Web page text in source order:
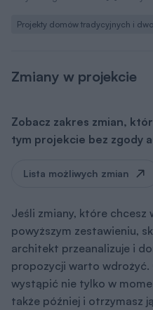
Projekty domów tradycyjnych i
Zmiany w projekcie
Zobacz zakres zmian,
tym projekcie bez zgody
Lista możliwych zmian
Jeśli zmiany, które chcesz
powyższym zestawieniu,
architekt przeanalizuje i
propozycji warto wdrożyć.
wystąpić nie tylko w
także później i otrzymasz